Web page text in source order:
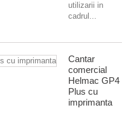
utilizarii in
cadrul...
Cantar
comercial
Helmac GP4
Plus cu
imprimanta